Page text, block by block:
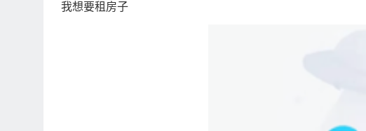
我想要租房子